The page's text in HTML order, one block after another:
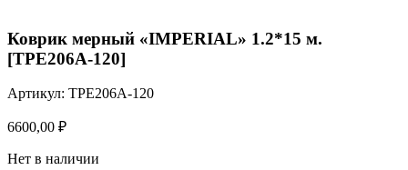
Коврик мерный «IMPERIAL» 1.2*15 м.
[TPE206A-120]
Артикул: TPE206A-120
6600,00 ₽
Нет в наличии